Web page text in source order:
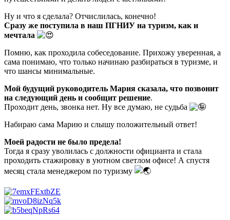
Ну и что я сделала? Отчислилась, конечно!
Сразу же поступила в наш ПГНИУ на туризм, как и
мечтала
Помню, как проходила собеседование. Прихожу уверенная, а
сама понимаю, что только начинаю разбираться в туризме, и
что шансы минимальные.
Мой будущий руководитель Мария сказала, что позвонит
на следующий день и сообщит решение.
Проходит день, звонка нет. Ну все думаю, не судьба
Набираю сама Марию и слышу положительный ответ!
Моей радости не было предела!
Тогда я сразу уволилась с должности официанта и стала
проходить стажировку в уютном светлом офисе! А спустя
месяц стала менеджером по туризму